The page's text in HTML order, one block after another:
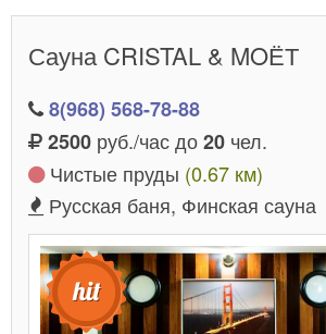
Сауна CRISTAL & MOЁТ
8(968) 568-78-88
2500 руб./час до20 чел.
Чистые пруды (0.67 км)
Русская баня, Финская сауна